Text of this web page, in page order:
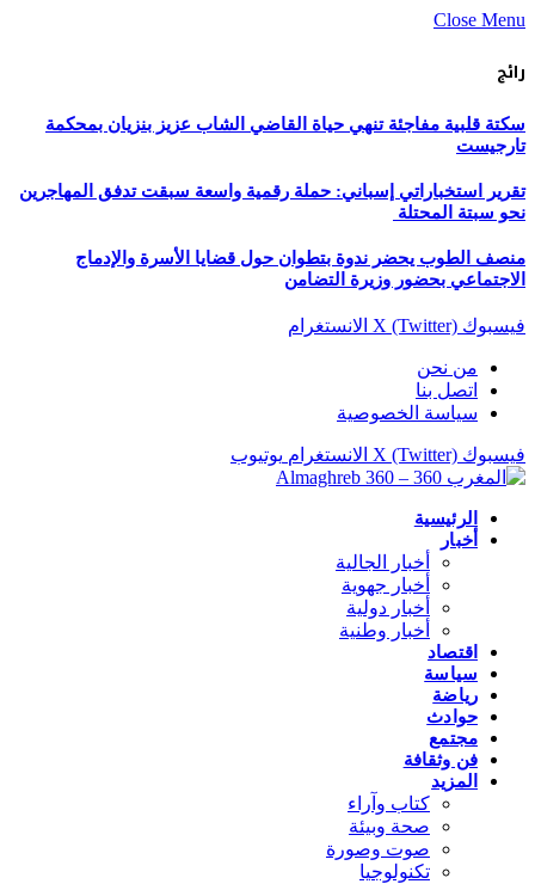
Close Menu
رائج
سكتة قلبية مفاجئة تنهي حياة القاضي الشاب عزيز بنزيان بمحكمة
تارجيست
تقرير استخباراتي إسباني: حملة رقمية واسعة سبقت تدفق المهاجرين
نحو سبتة المحتلة
منصف الطوب يحضر ندوة بتطوان حول قضايا الأسرة والإدماج
الاجتماعي بحضور وزيرة التضامن
فيسبوك X (Twitter) الانستغرام
من نحن
اتصل بنا
سياسة الخصوصية
فيسبوك X (Twitter) الانستغرام يوتيوب
الرئيسية
أخبار
أخبار الجالية
أخبار جهوية
أخبار دولية
أخبار وطنية
اقتصاد
سياسة
رياضة
حوادث
مجتمع
فن وثقافة
المزيد
كتاب وآراء
صحة وبيئة
صوت وصورة
تكنولوجيا